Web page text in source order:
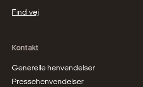
Find vej
Kontakt
Generelle henvendelser
Pressehenvendelser